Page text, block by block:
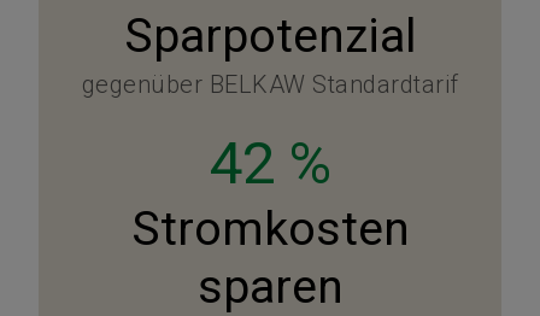
Sparpotenzial
gegenüber BELKAW Standardtarif
42 %
Stromkosten
sparen